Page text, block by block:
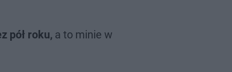
pół roku, a to minie w